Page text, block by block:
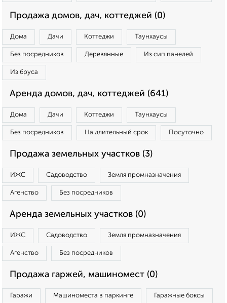
Продажа домов, дач, коттеджей (0)
Дома Дачи Коттеджи Таунхаусы
Без посредников Деревянные Из сип панелей
Из бруса
Аренда домов, дач, коттеджей (641)
Дома Дачи Коттеджи Таунхаусы
Без посредников На длительный срок Посуточно
Продажа земельных участков (3)
ИЖС Садоводство Земля промназначения
Агенство Без посредников
Аренда земельных участков (0)
ИЖС Садоводство Земля промназначения
Агенство Без посредников
Продажа гаржей, машиномест (0)
Гаражи Машиноместа в паркинге Гаражные боксы